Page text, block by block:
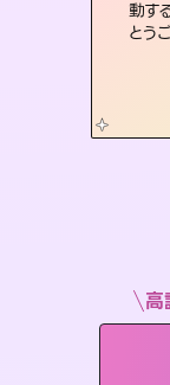
動す
とう
高